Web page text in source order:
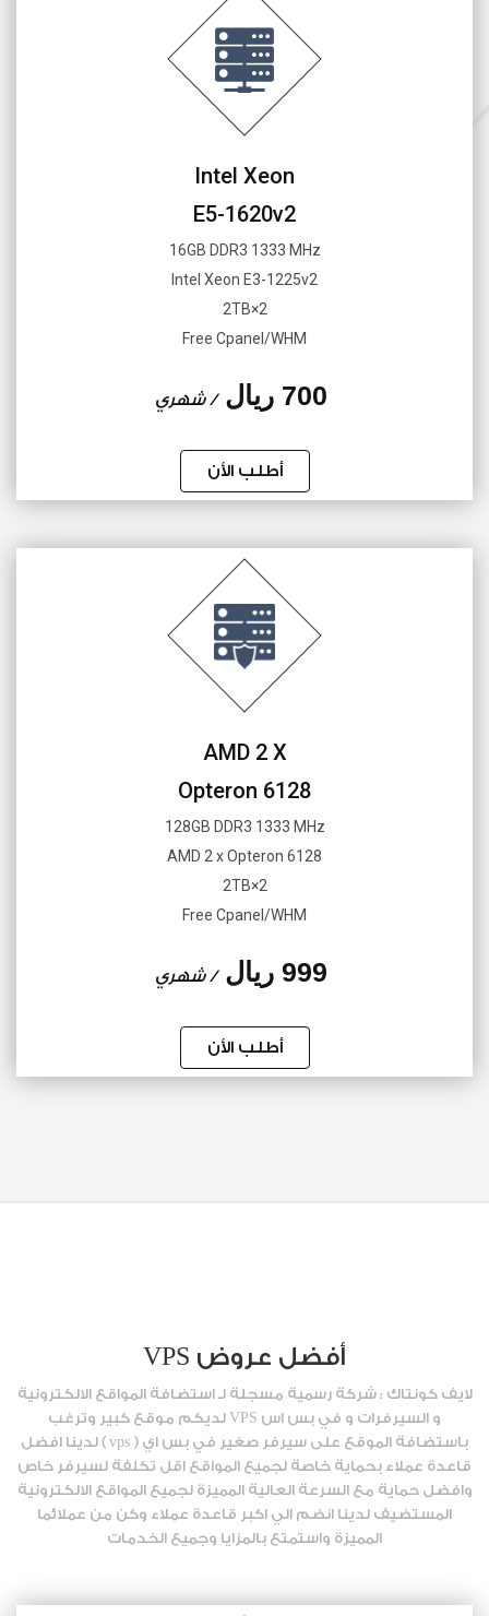
Intel Xeon
E5-1620v2
16GB DDR3 1333 MHz
Intel Xeon E3-1225v2
2×2TB
Free Cpanel/WHM
700 ريال / شهري
أطلب الأن
AMD 2 X
Opteron 6128
128GB DDR3 1333 MHz
AMD 2 x Opteron 6128
2×2TB
Free Cpanel/WHM
999 ريال / شهري
أطلب الأن
أفضل عروض VPS
لايف كونتاك : شركة رسمية مسجلة لـ استضافة المواقع الالكترونية
و السيرفرات و في بس اس VPS لديكم موقع كبير وترغب
باستضافة الموقع على سيرفر صغير في بس اي ( vps ) لدينا افضل
قاعدة عملاء بحماية خاصة لجميع المواقع اقل تكلفة لسيرفر خاص
وافضل حماية مع السرعة العالية المميزة لجميع المواقع الالكترونية
المستضيف لدينا انضم الي اكبر قاعدة عملاء وكن من عملائما
المميزة واستمتع بالمزايا وجميع الخدمات